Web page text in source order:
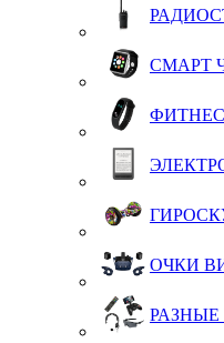
СМАРТ
ОЧКИ